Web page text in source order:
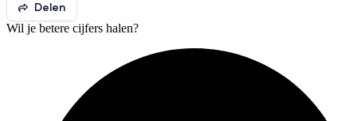
Delen
Wil je betere cijfers halen?